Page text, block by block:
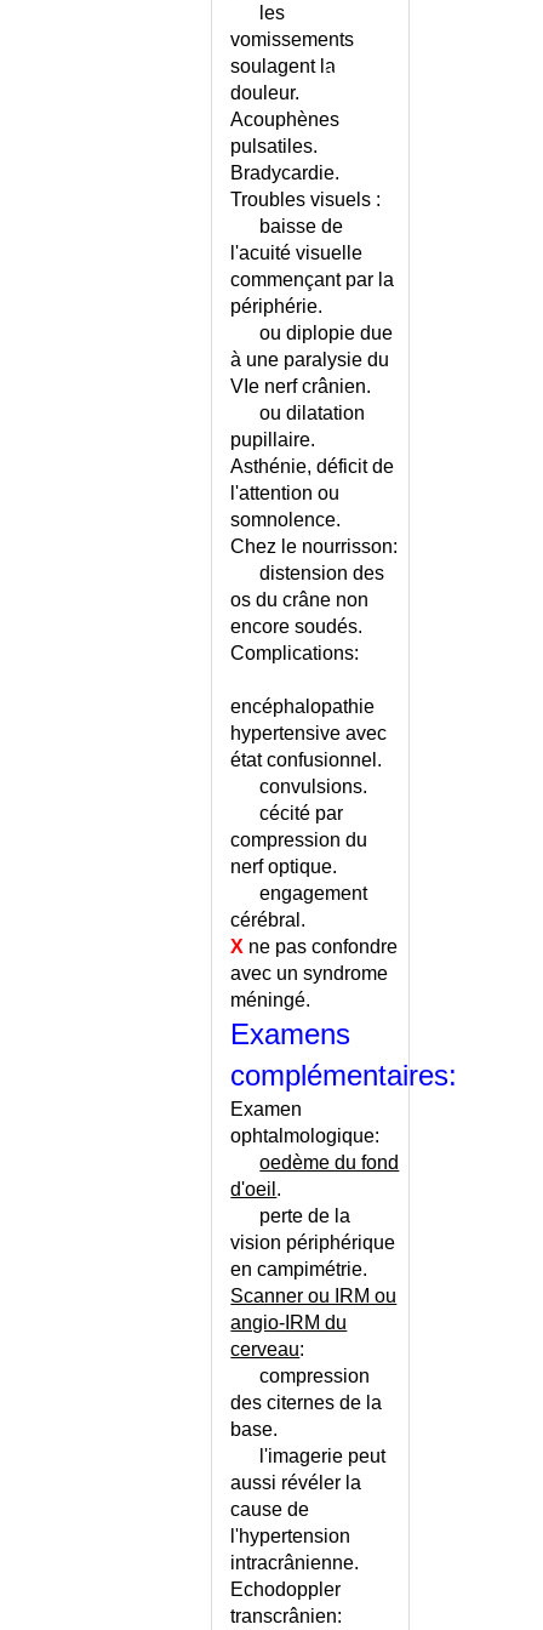
THROMBOPHLEBITE
VOMISSEMENTS DE
VOMISSEMENTS DE
VON HIPPEL-LINDAU
HYPOGONADISME FEMININ
HYPOGONADISME MASCULIN
HYPOKALIEMIE - CONSEILS
HYPOPARATHYROIDIE
HYPOPHOSPHOREMIE
HYPOPHYSE (MALADIES DE L')
HYPOPITUITARISME
HYPOPLASIE DU VENTRICULE
HYPOPROTHROMBINEMIE
HYPOTENSION ARTERIELLE
HYPOTONIE DU NOURRISSON
HYPOTROPHIE DU NOUVEAU-
IATROGENIE CHEZ LA
IATROGENIE PULMONAIRE
ICTERE DE CRIGLER-NAJJAR
ICTERE DE GILBERT
IMAGERIE PAR RESONANCE
INCAPACITE DE TRAVAIL
INCAPACITE PERMANENTE
INCAPACITE TOTALE DE
INCOMPATIBILITE SANGUINE
FOETO-MATERNELLE
INCONTINENCE ANALE
INCONTINENCE ANALE -
ECHELLE DE WEXNER
ci-
dessus.
les
vomissements
soulagent la
douleur.
Acouphènes
pulsatiles.
Bradycardie.
Troubles visuels :
baisse de
l'acuité visuelle
commençant par la
périphérie.
ou diplopie due
à une paralysie du
VIe nerf crânien.
ou dilatation
pupillaire.
Asthénie, déficit de
l'attention ou
somnolence.
Chez le nourrisson:
distension des
os du crâne non
encore soudés.
Complications:
encéphalopathie
hypertensive avec
état confusionnel.
convulsions.
cécité par
compression du
nerf optique.
engagement
cérébral.
X ne pas confondre
avec un syndrome
méningé.
Examens
complémentaires:
Examen
ophtalmologique:
oedème du fond
d'oeil .
perte de la
vision périphérique
en campimétrie.
Scanner ou IRM ou
angio-IRM du
cerveau:
compression
des citernes de la
base.
l'imagerie peut
aussi révéler la
cause de
l'hypertension
intracrânienne.
Echodoppler
transcrânien: